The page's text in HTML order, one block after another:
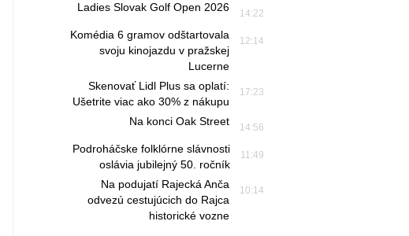
14:22
Ladies Slovak Golf Open 2026
12:14
Komédia 6 gramov odštartovala
svoju kinojazdu v pražskej
Lucerne
17:23
Skenovať Lidl Plus sa oplatí:
Ušetrite viac ako 30% z nákupu
14:56
Na konci Oak Street
11:49
Podroháčske folklórne slávnosti
oslávia jubilejný 50. ročník
10:14
Na podujatí Rajecká Anča
odvezú cestujúcich do Rajca
historické vozne